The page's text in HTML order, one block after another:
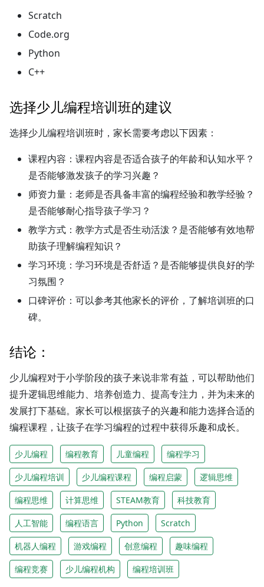
Scratch
Code.org
Python
C++
选择少儿编程培训班的建议
选择少儿编程培训班时，家长需要考虑以下因素：
课程内容： 课程内容是否适合孩子的年龄和认知水平？
是否能够激发孩子的学习兴趣？
师资力量： 老师是否具备丰富的编程经验和教学经验？
是否能够耐心指导孩子学习？
教学方式： 教学方式是否生动活泼？是否能够有效地帮
助孩子理解编程知识？
学习环境： 学习环境是否舒适？是否能够提供良好的学
习氛围？
口碑评价： 可以参考其他家长的评价，了解培训班的口
碑。
结论：
少儿编程对于小学阶段的孩子来说非常有益，可以帮助他们
提升逻辑思维能力、培养创造力、提高专注力，并为未来的
发展打下基础。家长可以根据孩子的兴趣和能力选择合适的
编程课程，让孩子在学习编程的过程中获得乐趣和成长。
少儿编程 编程教育 儿童编程 编程学习
少儿编程培训 少儿编程课程 编程启蒙 逻辑思维
编程思维 计算思维 STEAM教育 科技教育
人工智能 编程语言 Python Scratch
机器人编程 游戏编程 创意编程 趣味编程
编程竞赛 少儿编程机构 编程培训班